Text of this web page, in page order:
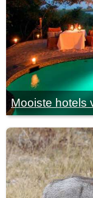
Mooiste hotels